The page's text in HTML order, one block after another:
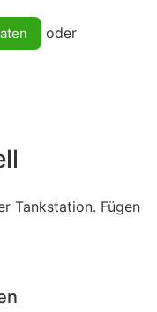
oder
Tankstation. Fügen